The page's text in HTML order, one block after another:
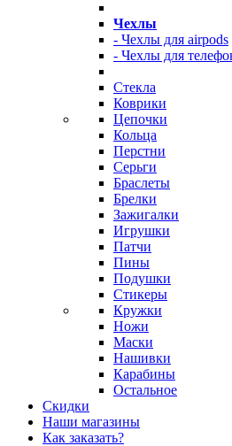
Чехлы
- Чехлы для airpods
- Чехлы для
Стекла
Коврики
Цепочки
Кольца
Перстни
Серьги
Браслеты
Брелки
Зажигалки
Игрушки
Патчи
Пины
Подушки
Стикеры
Кружки
Ножи
Маски
Нашивки
Карабины
Остальное
Скидки
Наши магазины
Как заказать?